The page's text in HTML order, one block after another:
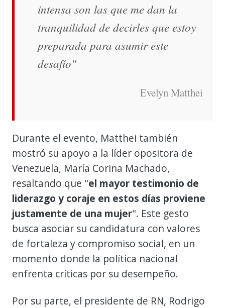
intensa son las que me dan la
tranquilidad de decirles que estoy
preparada para asumir este
desafío"
Evelyn Matthei
Durante el evento, Matthei también
mostró su apoyo a la líder opositora de
Venezuela, María Corina Machado,
resaltando que "el mayor testimonio de
liderazgo y coraje en estos días proviene
justamente de una mujer". Este gesto
busca asociar su candidatura con valores
de fortaleza y compromiso social, en un
momento donde la política nacional
enfrenta críticas por su desempeño.
Por su parte, el presidente de RN, Rodrigo